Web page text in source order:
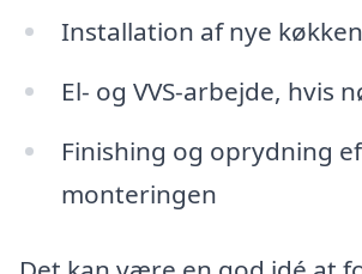
Installation af nye
El- og VVS-arbejde, hvis
Finishing og oprydning
monteringen